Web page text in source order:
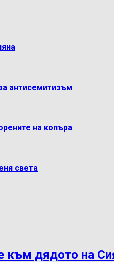
антисемитизъм
на копъра
света
към дядото на